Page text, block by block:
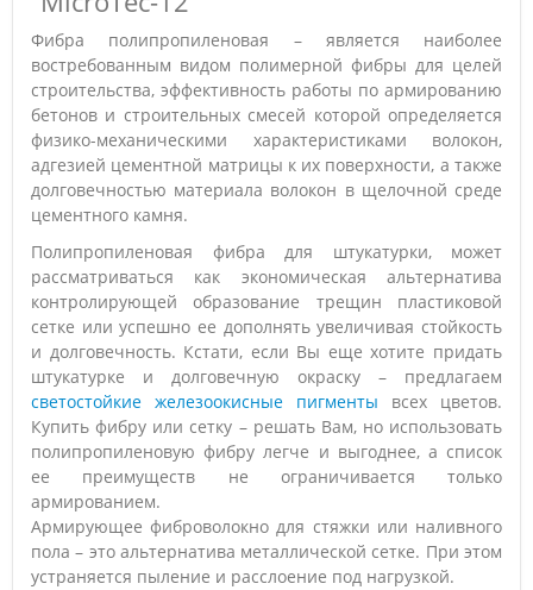
Фибра полипропиленовая – является наиболее
востребованным видом полимерной фибры для целей
строительства, эффективность работы по армированию
бетонов и строительных смесей которой определяется
физико-механическими характеристиками волокон,
адгезией цементной матрицы к их поверхности, а также
долговечностью материала волокон в щелочной среде
цементного камня.
Полипропиленовая фибра для штукатурки, может
рассматриваться как экономическая альтернатива
контролирующей образование трещин пластиковой
сетке или успешно ее дополнять увеличивая стойкость
и долговечность. Кстати, если Вы еще хотите придать
штукатурке и долговечную окраску – предлагаем
светостойкие железоокисные пигменты всех цветов.
Купить фибру или сетку – решать Вам, но использовать
полипропиленовую фибру легче и выгоднее, а список
ее преимуществ не ограничивается только
армированием.
Армирующее фиброволокно для стяжки или наливного
пола – это альтернатива металлической сетке. При этом
устраняется пыление и расслоение под нагрузкой.